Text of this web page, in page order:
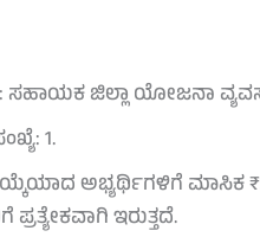
ಜಿಲ್ಲಾ ಯೋಜನಾ
1.
ಅಭ್ಯರ್ಥಿಗಳಿಗೆ ಮಾಸಿಕ
ಪ್ರತ್ಯೇಕವಾಗಿ ಇರುತ್ತದೆ.